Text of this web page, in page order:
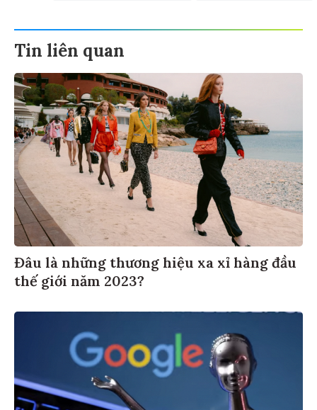
Tin liên quan
Đâu là những thương hiệu xa xỉ hàng đầu
thế giới năm 2023?